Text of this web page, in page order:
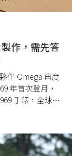
作，需先答
伴 Omega 再度
年首次登月，
手錶，全球限